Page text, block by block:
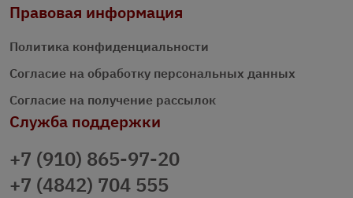
Правовая информация
Политика конфиденциальности
Согласие на обработку персональных данных
Согласие на получение рассылок
Служба поддержки
+7 (910) 865-97-20
+7 (4842) 704 555